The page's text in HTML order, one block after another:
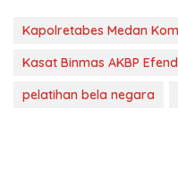
Kapolretabes Medan
Kasat Binmas AKBP
pelatihan bela negara